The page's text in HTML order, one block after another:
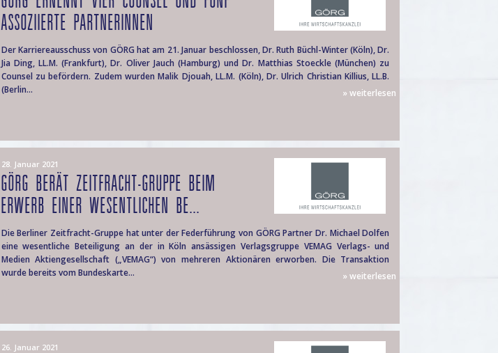
ASSOZIIERTE PARTNERINNEN
Der Karriereausschuss von GÖRG hat am 21. Januar beschlossen, Dr. Ruth Büchl-Winter (Köln), Dr.
Jia Ding, LL.M. (Frankfurt), Dr. Oliver Jauch (Hamburg) und Dr. Matthias Stoeckle (München) zu
Counsel zu befördern. Zudem wurden Malik Djouah, LL.M. (Köln), Dr. Ulrich Christian Killius, LL.B.
(Berlin...
» weiterlesen
28. Januar 2021
GÖRG BERÄT ZEITFRACHT-GRUPPE BEIM
ERWERB EINER WESENTLICHEN BE...
Die Berliner Zeitfracht-Gruppe hat unter der Federführung von GÖRG Partner Dr. Michael Dolfen
eine wesentliche Beteiligung an der in Köln ansässigen Verlagsgruppe VEMAG Verlags- und
Medien Aktiengesellschaft („VEMAG“) von mehreren Aktionären erworben. Die Transaktion
wurde bereits vom Bundeskarte...
» weiterlesen
26. Januar 2021